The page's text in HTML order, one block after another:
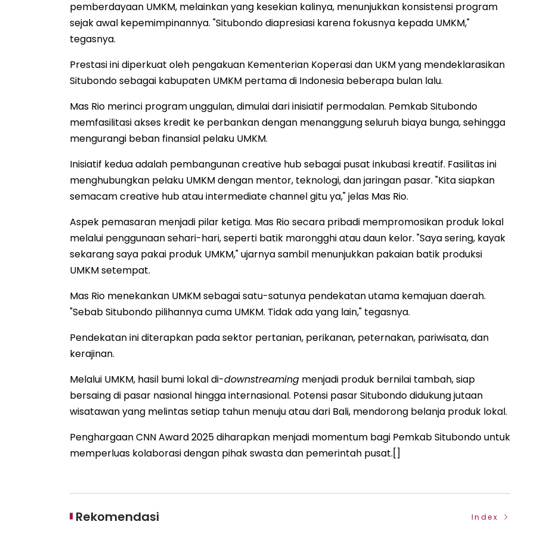
pemberdayaan UMKM, melainkan yang kesekian kalinya, menunjukkan konsistensi program
sejak awal kepemimpinannya. "Situbondo diapresiasi karena fokusnya kepada UMKM,"
tegasnya.
Prestasi ini diperkuat oleh pengakuan Kementerian Koperasi dan UKM yang mendeklarasikan
Situbondo sebagai kabupaten UMKM pertama di Indonesia beberapa bulan lalu.
Mas Rio merinci program unggulan, dimulai dari inisiatif permodalan. Pemkab Situbondo
memfasilitasi akses kredit ke perbankan dengan menanggung seluruh biaya bunga, sehingga
mengurangi beban finansial pelaku UMKM.
Inisiatif kedua adalah pembangunan creative hub sebagai pusat inkubasi kreatif. Fasilitas ini
menghubungkan pelaku UMKM dengan mentor, teknologi, dan jaringan pasar. "Kita siapkan
semacam creative hub atau intermediate channel gitu ya," jelas Mas Rio.
Aspek pemasaran menjadi pilar ketiga. Mas Rio secara pribadi mempromosikan produk lokal
melalui penggunaan sehari-hari, seperti batik marongghi atau daun kelor. "Saya sering, kayak
sekarang saya pakai produk UMKM," ujarnya sambil menunjukkan pakaian batik produksi
UMKM setempat.
Mas Rio menekankan UMKM sebagai satu-satunya pendekatan utama kemajuan daerah.
"Sebab Situbondo pilihannya cuma UMKM. Tidak ada yang lain," tegasnya.
Pendekatan ini diterapkan pada sektor pertanian, perikanan, peternakan, pariwisata, dan
kerajinan.
Melalui UMKM, hasil bumi lokal di-downstreaming menjadi produk bernilai tambah, siap
bersaing di pasar nasional hingga internasional. Potensi pasar Situbondo didukung jutaan
wisatawan yang melintas setiap tahun menuju atau dari Bali, mendorong belanja produk lokal.
Penghargaan CNN Award 2025 diharapkan menjadi momentum bagi Pemkab Situbondo untuk
memperluas kolaborasi dengan pihak swasta dan pemerintah pusat.[]
Rekomendasi Index